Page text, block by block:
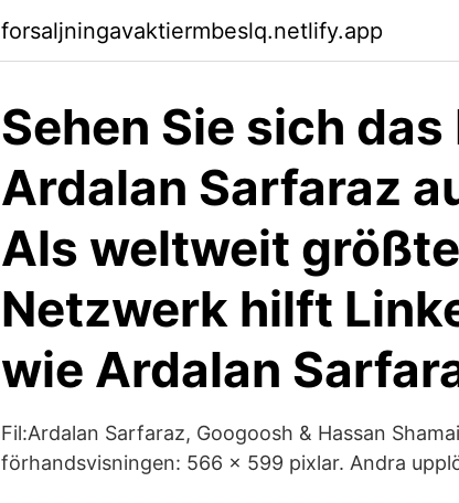
forsaljningavaktiermbeslq.netlify.app
Sehen Sie sich
Ardalan Sarfaraz
Als weltweit
Netzwerk hilft
wie Ardalan
Fil:Ardalan Sarfaraz, Googoosh & Hassan
förhandsvisningen: 566 × 599 pixlar. Andra